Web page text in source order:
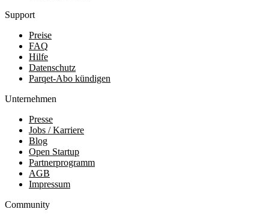
Support
Preise
FAQ
Hilfe
Datenschutz
Parqet-Abo kündigen
Unternehmen
Presse
Jobs / Karriere
Blog
Open Startup
Partnerprogramm
AGB
Impressum
Community